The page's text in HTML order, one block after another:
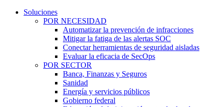
Soluciones
POR NECESIDAD
Automatizar la prevención de infracciones
Mitigar la fatiga de las alertas SOC
Conectar herramientas de seguridad aisladas
Evaluar la eficacia de SecOps
POR SECTOR
Banca, Finanzas y Seguros
Sanidad
Energía y servicios públicos
Gobierno federal